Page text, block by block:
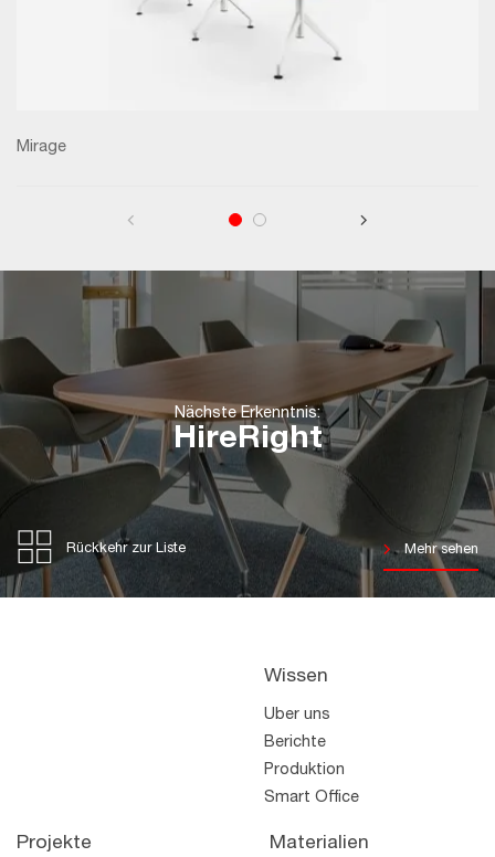
Mirage
Nächste Erkenntnis:
HireRight
Rückkehr zur Liste Mehr sehen
Wissen
Über uns
Berichte
Produktion
Smart Office
Projekte Materialien